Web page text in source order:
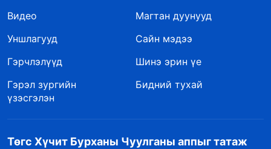
Видео
Магтан дуунууд
Уншлагууд
Сайн мэдээ
Гэрчлэлүүд
Шинэ эрин үе
Гэрэл зургийн
үзэсгэлэн
Бидний тухай
Төгс Хүчит Бурханы Чуулганы аппыг татаж